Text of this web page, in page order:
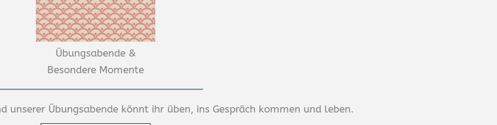
Übungsabende &
Besondere Momente
unserer Übungsabende könnt ihr üben, ins Gespräch kommen und leben.